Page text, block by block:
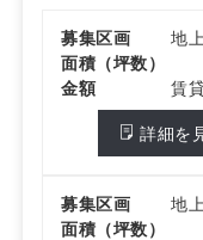
詳細はお問い合わせ
募集区画
地
面積（坪数）
金額
賃
詳細を
募集区画
地
面積（坪数）